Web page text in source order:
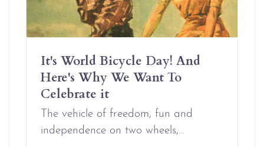
It's World Bicycle Day! And
Here's Why We Want To
Celebrate it
The vehicle of freedom, fun and
independence on two wheels,…